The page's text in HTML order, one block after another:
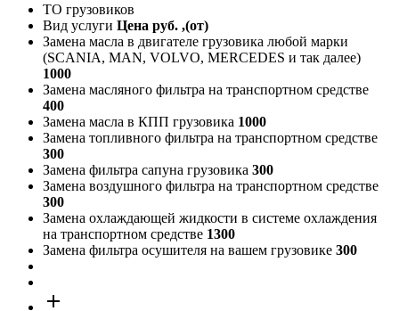
ТО грузовиков
Вид услуги Цена руб. ,(от)
Замена масла в двигателе грузовика любой марки
(SCANIA, MAN, VOLVO, MERCEDES и так далее)
1000
Замена масляного фильтра на транспортном средстве
400
Замена масла в КПП грузовика 1000
Замена топливного фильтра на транспортном средстве
300
Замена фильтра сапуна грузовика 300
Замена воздушного фильтра на транспортном средстве
300
Замена охлаждающей жидкости в системе охлаждения
на транспортном средстве 1300
Замена фильтра осушителя на вашем грузовике 300
add